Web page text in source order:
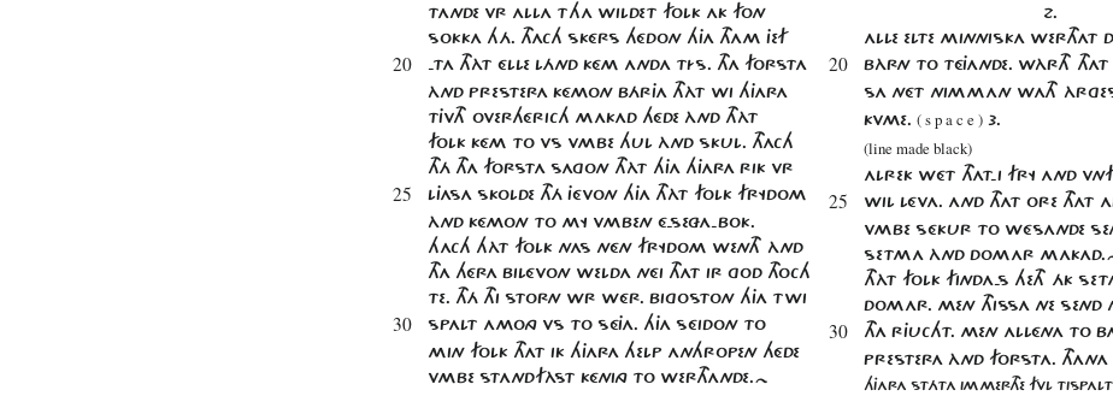
TANDE VR ALLA THA WILDET FOLK AK FON
SOKKA HÁ. THACH SKÉRS HÉDON HJA THAM JEF
20
-TA THÀT ÉLLE LÁND KÉM ANDA TÍS. THA FORSTA
ÀND PRESTERA KÉMON BÁRJA THÀT WI HJARA
TJVTH OVERHÉRICH MAKAD HÉDE ÀND THÀT
FOLK KÉM TO VS VMBE HUL ÀND SKUL. THACH
THÁ THA FORSTA SAGON THÀT HJA HJARA RIK VR
25
LJASA SKOLDE THÁ JÉVON HJA THÀT FOLK FRYDOM
ÀND KÉMON TO MY VMBEN É-SEZA-BOK.
HACH HÀT FOLK NAS NÉN FRYDOM WENTH ÀND
THA HÉRA BILÉVON WELDA NÉI THAT IR GOD THOCH
TE. THÁ THI STORN WR WÉR. BIGOSTON HJA TWI
30
SPALT AMONG VS TO SÉJA. HJA SÉIDON TO
MIN FOLK THAT IK HJARA HELP ANHROPEN HÉDE
VMBE STANDFÀST KÉNING TO WERTHANDE.~
2.
ALLE ELTE MINNISKA WERTHAT
20
BÀRN TO TÉJANDE. WÀRTH THAT
SA NÉT NIMMAN WATH
KVME. ( s p a c e ) 3.
(line made black)
ALREK WÉT THAT-I FRY AND
25
WIL LÉVA. AND THAT ORE THAT
VMBE SÉKUR TO WÉSANDE
SETMA ÀND DOMAR
THÀT FOLK FINDA-S HETH ÁK
DOMAR. MEN THISSA NE SEND
30
THA RJUCHT. MEN ALLÉNA TO
PRESTERA ÀND FORSTA. THANA
HJARA STÁTA IMMERTHE FVL